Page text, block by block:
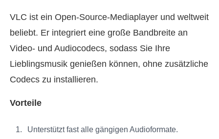
VLC ist ein Open-Source-Mediaplayer und weltweit
beliebt. Er integriert eine große Bandbreite an
Video- und Audiocodecs, sodass Sie Ihre
Lieblingsmusik genießen können, ohne zusätzliche
Codecs zu installieren.
Vorteile
Unterstützt fast alle gängigen Audioformate.